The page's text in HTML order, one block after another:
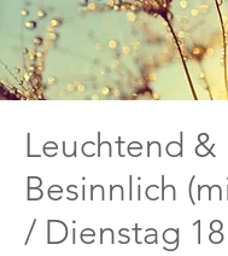
Leuchtend &
Besinnlich
/ Dienstag